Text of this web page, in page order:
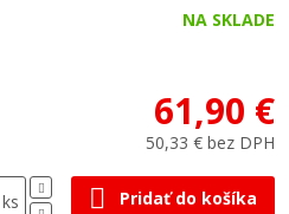
NA SKLADE
61,90 €
50,33 € bez DPH
ks Pridať do košíka